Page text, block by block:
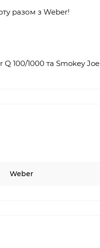
разом з Weber!
100/1000 та Smokey Joe
Weber